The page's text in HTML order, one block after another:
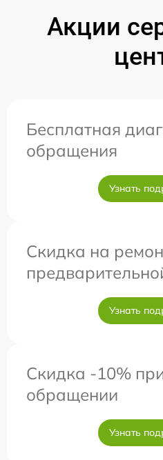
Акции
Бесплатная
обращения
Узнать
Скидка на
Узнать
Скидка -10%
обращении
Узнать